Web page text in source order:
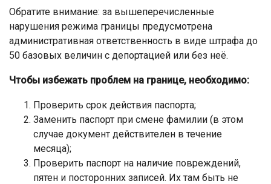
Обратите внимание: за вышеперечисленные
нарушения режима границы предусмотрена
административная ответственность в виде штрафа до
50 базовых величин с депортацией или без неё.
Чтобы избежать проблем на границе, необходимо:
Проверить срок действия паспорта;
Заменить паспорт при смене фамилии (в этом
случае документ действителен в течение
месяца);
Проверить паспорт на наличие повреждений,
пятен и посторонних записей. Их там быть не